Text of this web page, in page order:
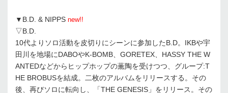
▼B.D. & NIPPS new!!
▽B.D.
10代よりソロ活動を皮切りにシーンに参加したB.D。IKBや宇
田川を地場にDABOやK-BOMB、GORE­TEX、HASSY THE W
ANTEDなどからヒップホップの薫陶を受けつつ、グループ:T
HE BROBUSを結成。二枚のアルバムをリリースする。その
後、再びソロに転向し、「THE GENESIS」をリリース。その